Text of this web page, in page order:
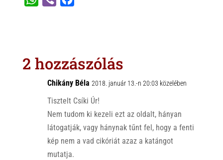
A
o
o
k
2 hozzászólás
Chikány Béla 2018. január 13.-n 20:03 közelében
Tisztelt Csíki Úr!
Nem tudom ki kezeli ezt az oldalt, hányan
látogatják, vagy hánynak tűnt fel, hogy a fenti
kép nem a vad cikóriát azaz a katángot
mutatja.